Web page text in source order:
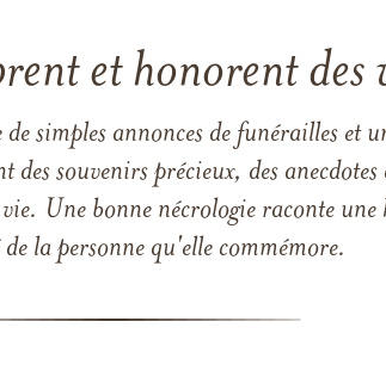
et honorent des
simples annonces de funérailles et
souvenirs précieux, des
Une bonne nécrologie raconte
la personne qu'elle commémore.